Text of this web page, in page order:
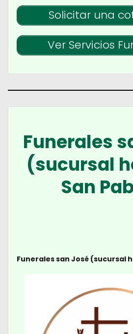
Solicitar una
Ver Servicios
Funerales
(sucursal
San
Funerales san José (sucursal